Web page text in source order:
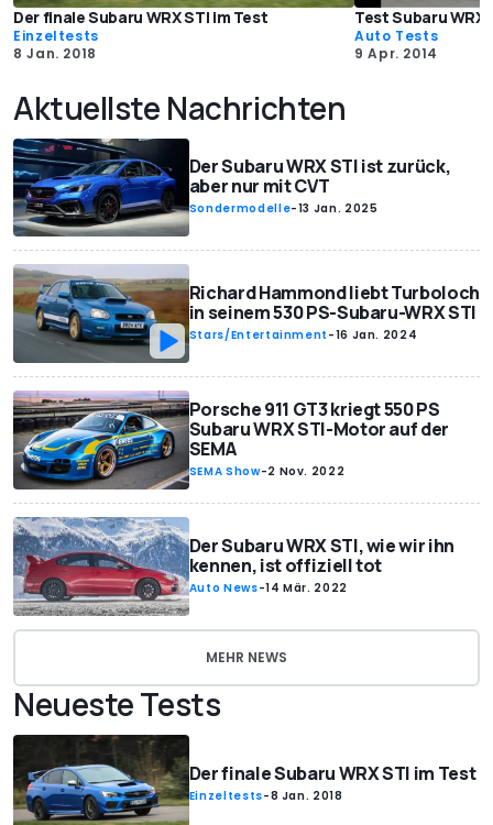
Der finale Subaru WRX STI im Test
Einzeltests
8 Jan. 2018
Test Subaru
Auto Tests
9 Apr. 2014
Aktuellste Nachrichten
Der Subaru WRX STI ist zurück,
aber nur mit CVT
Sondermodelle-13 Jan. 2025
Richard Hammond liebt Turboloch
in seinem 530 PS-Subaru-WRX STI
Stars/Entertainment -16 Jan. 2024
Porsche 911 GT3 kriegt 550 PS
Subaru WRX STI-Motor auf der
SEMA
SEMA Show-2 Nov. 2022
Der Subaru WRX STI, wie wir ihn
kennen, ist offiziell tot
Auto News-14 Mär. 2022
MEHR NEWS
Neueste Tests
Der finale Subaru WRX STI im Test
Einzeltests-8 Jan. 2018